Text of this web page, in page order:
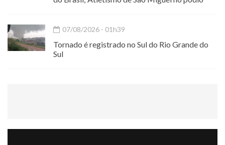
07/08/2026 - 01h39
Tornado é registrado no Sul do Rio Grande do
Sul